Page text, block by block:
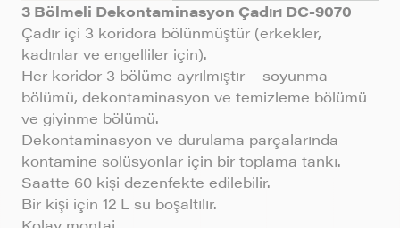
3 Bölmeli Dekontaminasyon Çadırı DC-9070
Çadır içi 3 koridora bölünmüştür (erkekler,
kadınlar ve engelliler için).
Her koridor 3 bölüme ayrılmıştır – soyunma
bölümü, dekontaminasyon ve temizleme bölümü
ve giyinme bölümü.
Dekontaminasyon ve durulama parçalarında
kontamine solüsyonlar için bir toplama tankı.
Saatte 60 kişi dezenfekte edilebilir.
Bir kişi için 12 L su boşaltılır.